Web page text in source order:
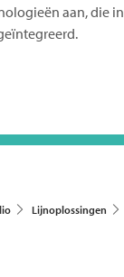
aan, die
Lijnoplossingen